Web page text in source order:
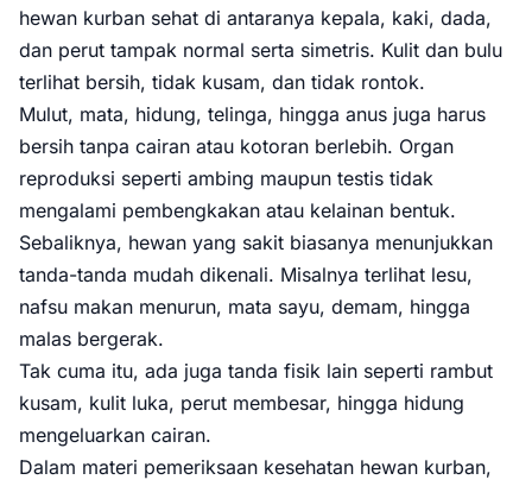
hewan kurban sehat di antaranya kepala, kaki, dada,
dan perut tampak normal serta simetris. Kulit dan bulu
terlihat bersih, tidak kusam, dan tidak rontok.
Mulut, mata, hidung, telinga, hingga anus juga harus
bersih tanpa cairan atau kotoran berlebih. Organ
reproduksi seperti ambing maupun testis tidak
mengalami pembengkakan atau kelainan bentuk.
Sebaliknya, hewan yang sakit biasanya menunjukkan
tanda-tanda mudah dikenali. Misalnya terlihat lesu,
nafsu makan menurun, mata sayu, demam, hingga
malas bergerak.
Tak cuma itu, ada juga tanda fisik lain seperti rambut
kusam, kulit luka, perut membesar, hingga hidung
mengeluarkan cairan.
Dalam materi pemeriksaan kesehatan hewan kurban,